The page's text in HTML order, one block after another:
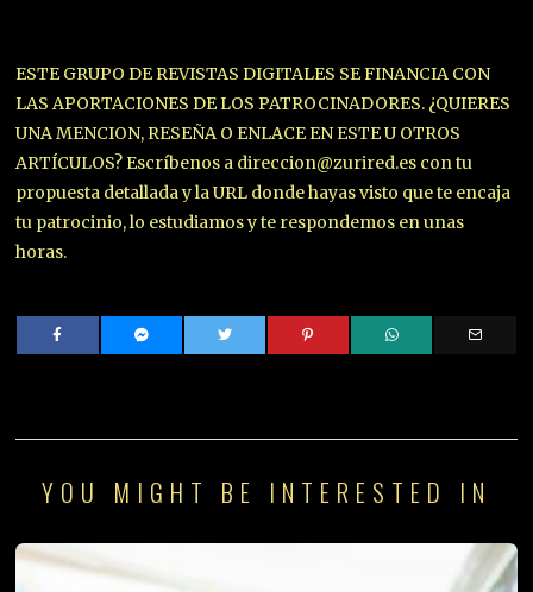
ESTE GRUPO DE REVISTAS DIGITALES SE FINANCIA CON
LAS APORTACIONES DE LOS PATROCINADORES. ¿QUIERES
UNA MENCION, RESEÑA O ENLACE EN ESTE U OTROS
ARTÍCULOS? Escríbenos a direccion@zurired.es con tu
propuesta detallada y la URL donde hayas visto que te encaja
tu patrocinio, lo estudiamos y te respondemos en unas
horas.
YOU MIGHT BE INTERESTED IN